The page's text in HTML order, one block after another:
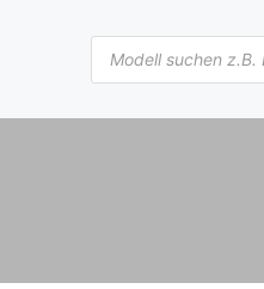
Products
search